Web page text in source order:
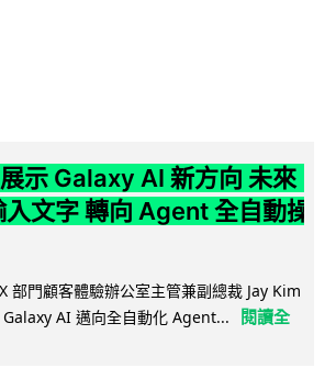
示 Galaxy AI 新方向 未來
文字 轉向 Agent 全自動操
部門顧客體驗辦公室主管兼副總裁 Jay Kim
AI 邁向全自動化 Agent...
閱讀全